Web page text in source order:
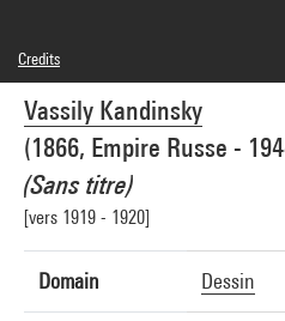
Vassily Kandinsky
(1866, Empire Russe -
(Sans titre)
[vers 1919 - 1920]
Domain Dessin
Credits
Domaine public
Photo credits : Centre Pompidou, MNAM-
GrandPalaisRmn
Image reference : 4N65747
Image presentation :